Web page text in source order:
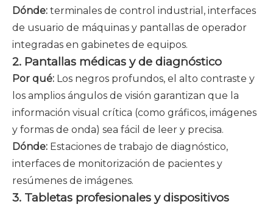
Dónde: terminales de control industrial, interfaces
de usuario de máquinas y pantallas de operador
integradas en gabinetes de equipos.
2. Pantallas médicas y de diagnóstico
Por qué: Los negros profundos, el alto contraste y
los amplios ángulos de visión garantizan que la
información visual crítica (como gráficos, imágenes
y formas de onda) sea fácil de leer y precisa.
Dónde: Estaciones de trabajo de diagnóstico,
interfaces de monitorización de pacientes y
resúmenes de imágenes.
3. Tabletas profesionales y dispositivos